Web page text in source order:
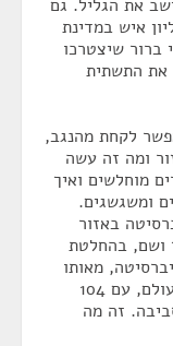
את הגליל. גם
דמוגרפי, מדברים על עוד 8 מיליון איש במדינת
ברור שיצטרכו
את התשתית
לקחת מהנגב,
ומה זה עשה
מוחלשים ואיך
ומשגשגים.
באזור
הולנד ושם, בהחלטת
מאותו
רגע האוניברסיטה הפה לאחת המובילות בעולם, עם 104
זה מה